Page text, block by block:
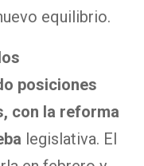
equilibrio.
posiciones
con la reforma
legislativa. El